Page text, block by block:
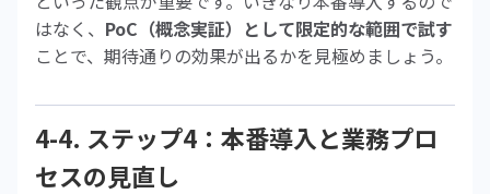
はなく、 PoC（概念実証）として限定的な範囲で試す
ことで、期待通りの効果が出るかを見極めましょう。
4-4. ステップ4：本番導入と業務プロ
セスの見直し